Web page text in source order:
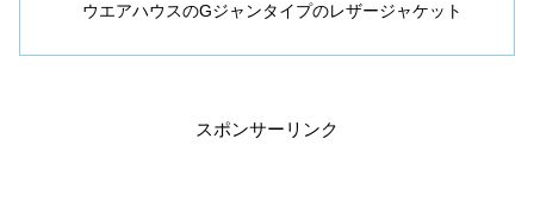
ウエアハウスのGジャンタイプのレザージャケット
スポンサーリンク